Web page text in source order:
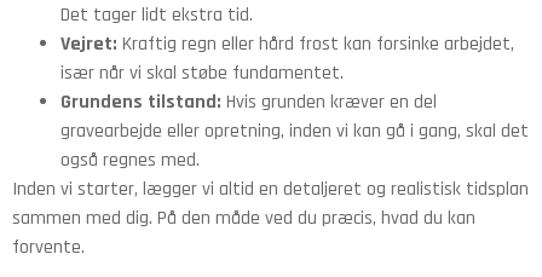
Det tager lidt ekstra tid.
Vejret: Kraftig regn eller hård frost kan forsinke arbejdet,
især når vi skal støbe fundamentet.
Grundens tilstand: Hvis grunden kræver en del
gravearbejde eller opretning, inden vi kan gå i gang, skal det
også regnes med.
Inden vi starter, lægger vi altid en detaljeret og realistisk tidsplan
sammen med dig. På den måde ved du præcis, hvad du kan
forvente.